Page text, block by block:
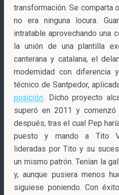
transformación. Se comparta
no era ninguna locura.
intratable aprovechando una
la unión de una plantilla
canterana y catalana, el
modernidad con diferencia
técnico de Santpedor,
posición. Dicho proyecto
superó en 2011 y
después, tras el cual Pep
puesto y mando a Tito
lideradas por Tito y su
un mismo patrón. Tenían la
y, aunque pusiera menos
siguiese poniendo. Con